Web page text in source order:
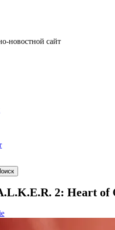
новостной сайт
2: Heart of